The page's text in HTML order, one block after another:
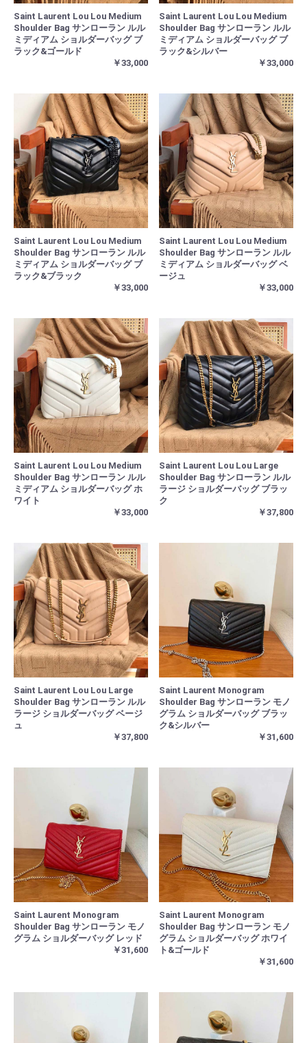
Saint Laurent Lou Lou Medium
Shoulder Bag サンローラン ルル
ミディアム ショルダーバッグ ブ
ラック&ゴールド
￥33,000
Saint Laurent Lou Lou Medium
Shoulder Bag サンローラン ルル
ミディアム ショルダーバッグ ブ
ラック&シルバー
￥33,000
Saint Laurent Lou Lou Medium
Shoulder Bag サンローラン ルル
ミディアム ショルダーバッグ ブ
ラック&ブラック
￥33,000
Saint Laurent Lou Lou Medium
Shoulder Bag サンローラン ルル
ミディアム ショルダーバッグ ベ
ージュ
￥33,000
Saint Laurent Lou Lou Medium
Shoulder Bag サンローラン ルル
ミディアム ショルダーバッグ ホ
ワイト
￥33,000
Saint Laurent Lou Lou Large
Shoulder Bag サンローラン ルル
ラージ ショルダーバッグ ブラッ
ク
￥37,800
Saint Laurent Lou Lou Large
Shoulder Bag サンローラン ルル
ラージ ショルダーバッグ ベージ
ュ
￥37,800
Saint Laurent Monogram
Shoulder Bag サンローラン モノ
グラム ショルダーバッグ ブラッ
ク&シルバー
￥31,600
Saint Laurent Monogram
Shoulder Bag サンローラン モノ
グラム ショルダーバッグ レッド
￥31,600
Saint Laurent Monogram
Shoulder Bag サンローラン モノ
グラム ショルダーバッグ ホワイ
ト&ゴールド
￥31,600